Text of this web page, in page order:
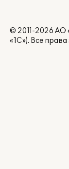
© 2011-2026 АО
«1С»). Все